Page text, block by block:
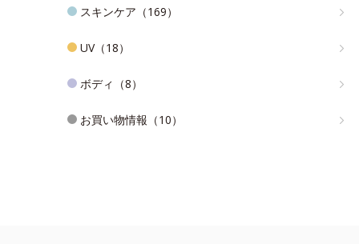
スキンケア（169）
UV（18）
ボディ（8）
お買い物情報（10）